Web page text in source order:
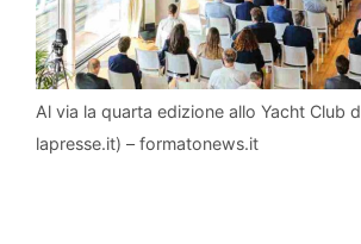
Al via la quarta edizione allo Yacht Club
lapresse.it) – formatonews.it